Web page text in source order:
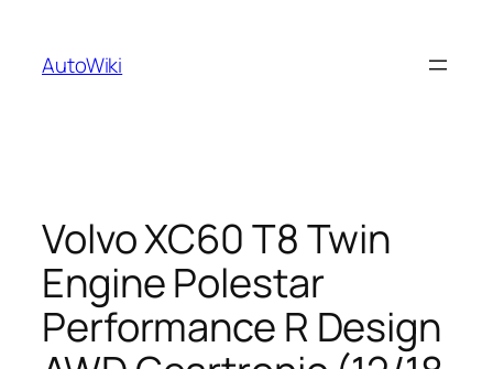
springen
AutoWiki
Volvo XC60 T8 Twin
Engine Polestar
Performance R Design